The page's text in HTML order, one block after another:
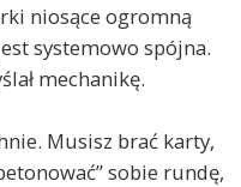
niosące ogromną
systemowo spójna.
mechanikę.
Musisz brać karty,
sobie rundę,